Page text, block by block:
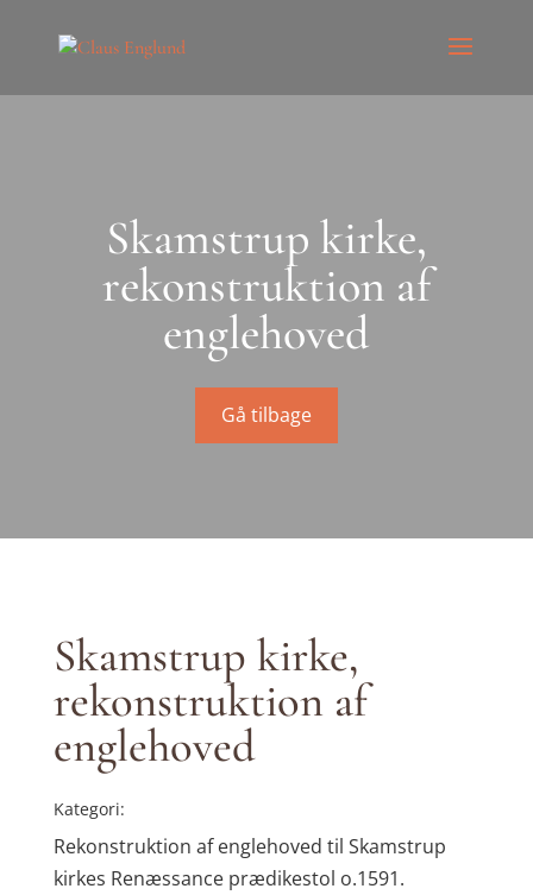
Skamstrup kirke,
rekonstruktion af
englehoved
Gå tilbage
Skamstrup kirke,
rekonstruktion af
englehoved
Kategori:
Rekonstruktion af englehoved til Skamstrup
kirkes Renæssance prædikestol o.1591.